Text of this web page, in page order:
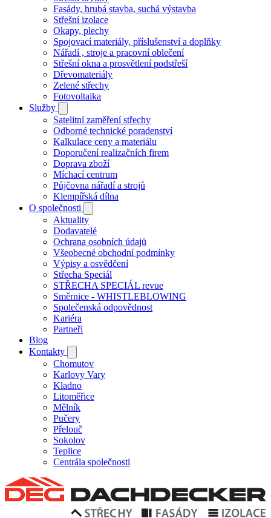
navigaceFasády, hrubá stavba, suchá výstavba
Střešní izolace
Okapy, plechy
Spojovací materiály, příslušenství a doplňky
Nářadí , stroje a pracovní oblečení
Střešní okna a prosvětlení podstřeší
Dřevomateriály
Zelené střechy
Fotovoltaika
Služby
Satelitní zaměření střechy
Odborné technické poradenství
Kalkulace ceny a materiálu
Doporučení realizačních firem
Doprava zboží
Míchací centrum
Půjčovna nářadí a strojů
Klempířská dílna
O společnosti
Aktuality
Dodavatelé
Ochrana osobních údajů
Všeobecné obchodní podmínky
Výpisy a osvědčení
Střecha Speciál
STŘECHA SPECIÁL revue
Směrnice - WHISTLEBLOWING
Společenská odpovědnost
Kariéra
Partneři
Blog
Kontakty
Chomutov
Karlovy Vary
Kladno
Litoměřice
Mělník
Pučery
Přelouč
Sokolov
Teplice
Centrála společnosti
Dachdecker,Domů